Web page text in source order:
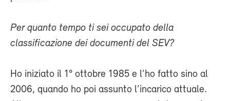
Per quanto tempo ti sei occupato della
classificazione dei documenti del SEV?
Ho iniziato il 1° ottobre 1985 e l’ho fatto sino al
2006, quando ho poi assunto l’incarico attuale.